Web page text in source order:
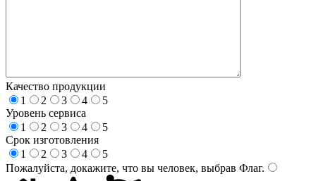
Качество продукции
1
2 3 4
5
Уровень сервиса
1
2 3 4
5
Срок изготовления
1
2 3 4
5
Пожалуйста, докажите, что вы человек, выбрав Флаг.